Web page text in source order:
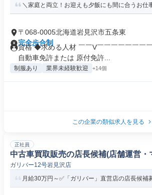
＼家庭と両立！お迎えも夕飯にも間に合うお仕
〒068-0005北海道岩見沢市五条東
完全歩合制
資格 ◆求める人材 ￣￣V￣￣￣￣￣￣￣
自動車免許または 原付免許...
制服あり 業界未経験歓迎 +14個
この企業の類似求人を見る
正社員
中古車買取販売の店長候補(店舗運営・
ガリバー12号岩見沢店
月給30万円～✅「ガリバー」直営店の店長候補